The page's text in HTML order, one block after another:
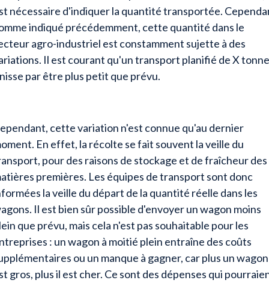
nécessaire d'indiquer la quantité transportée.
indiqué précédemment, cette quantité dans le
agro-industriel est constamment sujette à des
Il est courant qu'un transport planifié de X
par être plus petit que prévu.
cette variation n'est connue qu'au dernier
En effet, la récolte se fait souvent la veille du
pour des raisons de stockage et de fraîcheur des
premières. Les équipes de transport sont donc
la veille du départ de la quantité réelle dans les
Il est bien sûr possible d'envoyer un wagon moins
que prévu, mais cela n'est pas souhaitable pour les
: un wagon à moitié plein entraîne des coûts
ou un manque à gagner, car plus un wagon
gros, plus il est cher. Ce sont des dépenses qui